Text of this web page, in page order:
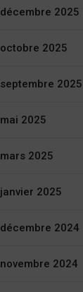
décembre 2025
octobre 2025
septembre 2025
mai 2025
mars 2025
janvier 2025
décembre 2024
novembre 2024